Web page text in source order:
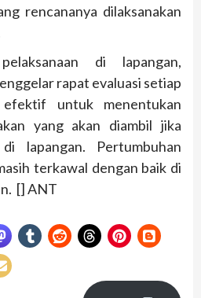
rencananya dilaksanakan
di lapangan,
rapat evaluasi setiap
untuk menentukan
yang akan diambil jika
lapangan. Pertumbuhan
terkawal dengan baik di
[] ANT